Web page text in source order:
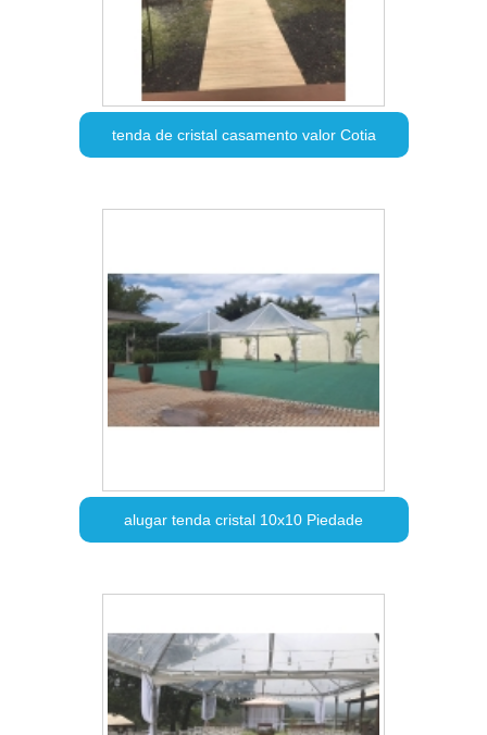
tenda de cristal casamento valor Cotia
alugar tenda cristal 10x10 Piedade